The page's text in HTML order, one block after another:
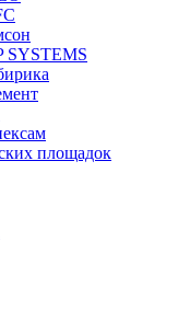
SYSTEMS
площадок